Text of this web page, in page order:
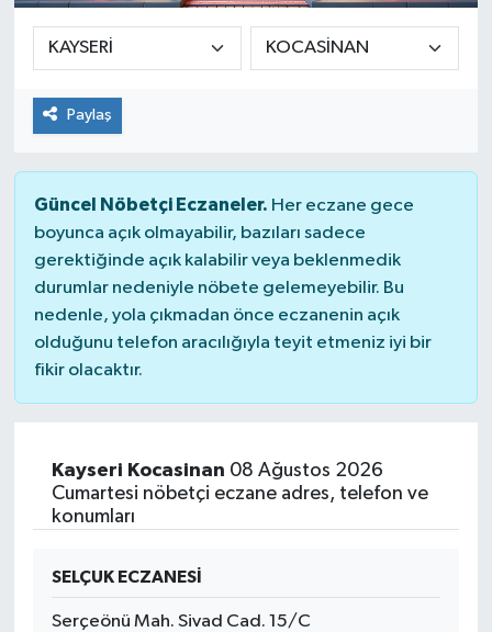
Paylaş
Güncel Nöbetçi Eczaneler. Her eczane gece
boyunca açık olmayabilir, bazıları sadece
gerektiğinde açık kalabilir veya beklenmedik
durumlar nedeniyle nöbete gelemeyebilir. Bu
nedenle, yola çıkmadan önce eczanenin açık
olduğunu telefon aracılığıyla teyit etmeniz iyi bir
fikir olacaktır.
Kayseri Kocasinan 08 Ağustos 2026
Cumartesi nöbetçi eczane adres, telefon ve
konumları
SELÇUK ECZANESİ
Serçeönü Mah. Sivad Cad. 15/C